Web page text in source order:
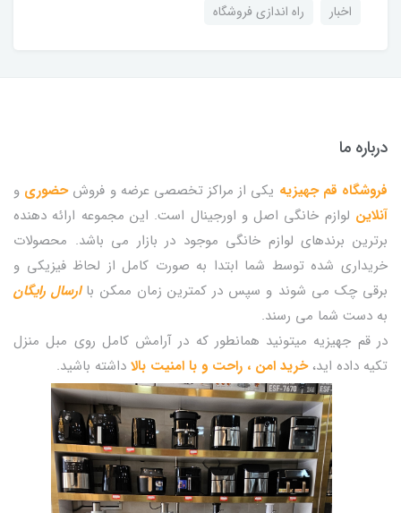
اخبار راه اندازی فروشگاه
درباره ما
فروشگاه قم جهیزیه یکی از مراکز تخصصی عرضه و فروشحضوری و
آنلاین لوازم خانگی اصل و اورجینال است. این مجموعه ارائه دهنده
برترین برندهای لوازم خانگی موجود در بازار می باشد. محصولات
خریداری شده توسط شما ابتدا به صورت کامل از لحاظ فیزیکی و
برقی چک می شوند و سپس در کمترین زمان ممکن با ارسال رایگان
به دست شما می رسند.
در قم جهیزیه میتونید همانطور که در آرامش کامل روی مبل منزل
تکیه داده اید،خرید امن ، راحت و با امنیت بالا داشته باشید.